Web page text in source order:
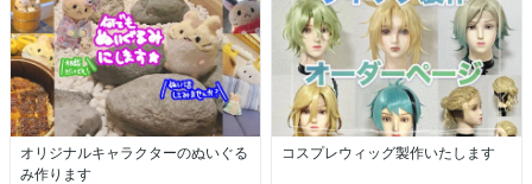
オリジナルキャラクターのぬいぐる
み作ります
コスプレウィッグ製作いたします